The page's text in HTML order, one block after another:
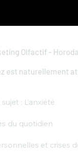
Olfactif -
est naturellement
: L’anxiété
du quotidien
et crises